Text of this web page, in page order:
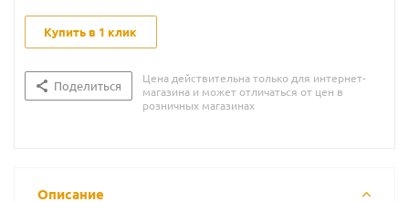
Купить в 1 клик
Поделиться
Цена действительна только для интернет-
магазина и может отличаться от цен в
розничных магазинах
Описание